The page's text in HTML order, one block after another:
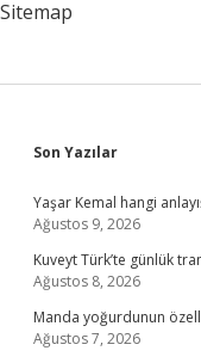
Sitemap
Sidebar
Son Yazılar
Yaşar Kemal hangi
Ağustos 9, 2026
Kuveyt Türk’te günlük
Ağustos 8, 2026
Manda yoğurdunun
Ağustos 7, 2026